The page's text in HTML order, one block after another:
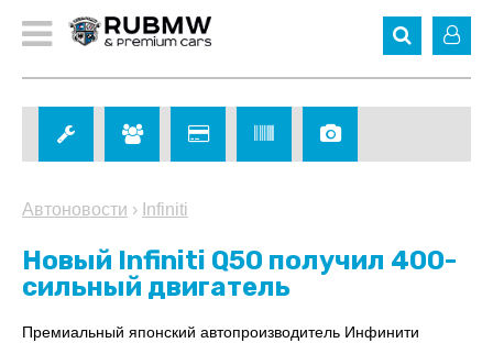
Автоновости › Infiniti
Новый Infiniti Q50 получил 400-
сильный двигатель
Премиальный японский автопроизводитель Инфинити